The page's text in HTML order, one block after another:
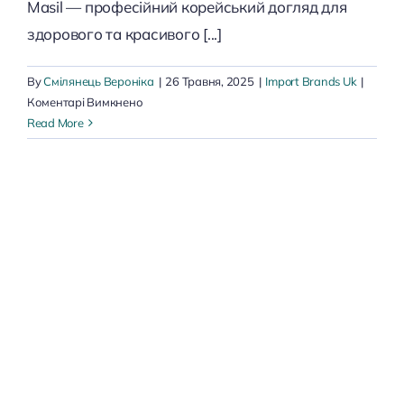
Masil — професійний корейський догляд для
здорового та красивого [...]
ByСмілянець Вероніка | 26 Травня, 2025 | Import Brands Uk |
Коментарі Вимкненодо
Read More